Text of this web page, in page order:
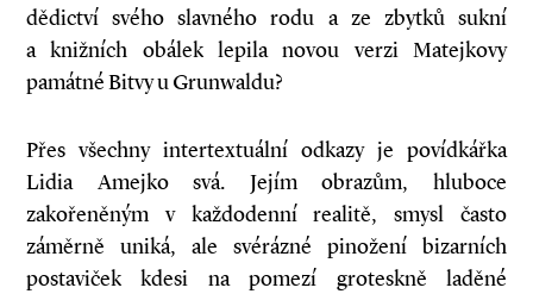
dědictví svého slavného rodu a ze zbytků sukní
a knižních obálek lepila novou verzi Matejkovy
památné Bitvy u Grunwaldu?
Přes všechny intertextuální odkazy je povídkářka
Lidia Amejko svá. Jejím obrazům, hluboce
zakořeněným v každodenní realitě, smysl často
záměrně uniká, ale svérázné pinožení bizarních
postaviček kdesi na pomezí groteskně laděné